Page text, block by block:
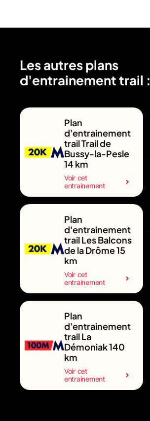
Les autres plans
d'entrainement trail :
Plan
d'entrainement
trail Trail de
Bussy-la-Pesle
14 km
Voir cet
entrainement
Plan
d'entrainement
trail Les Balcons
de la Drôme 15
km
Voir cet
entrainement
Plan
d'entrainement
trail La
Démoniak 140
km
Voir cet
entrainement